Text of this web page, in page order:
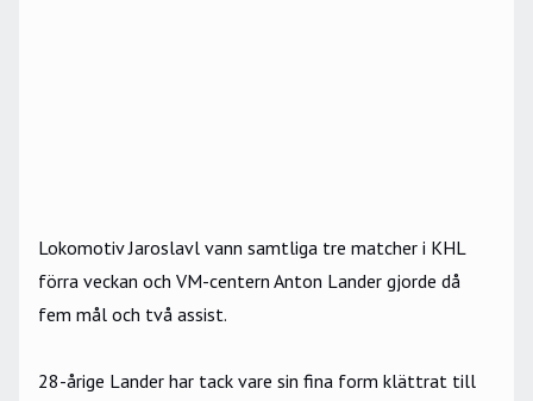
Lokomotiv Jaroslavl vann samtliga tre matcher i KHL
förra veckan och VM-centern Anton Lander gjorde då
fem mål och två assist.
28-årige Lander har tack vare sin fina form klättrat till